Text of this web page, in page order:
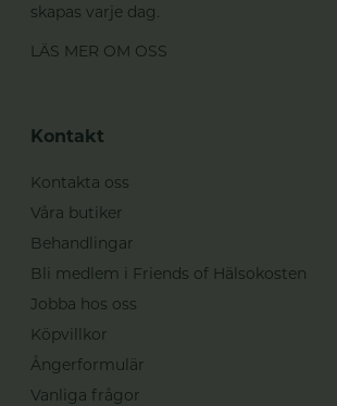
skapas varje dag.
LÄS MER OM OSS
Kontakt
Kontakta oss
Våra butiker
Behandlingar
Bli medlem i Friends of Hälsokosten
Jobba hos oss
Köpvillkor
Ångerformulär
Vanliga frågor